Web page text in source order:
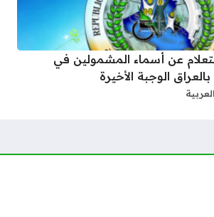
عن أسماء المشمولين في
بالعراق الوجبة الأخيرة